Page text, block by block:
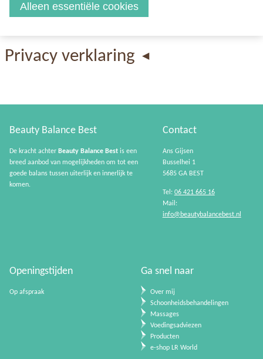
Privacy verklaring
Beauty Balance Best
De kracht achter Beauty Balance Best is een
breed aanbod van mogelijkheden om tot een
goede balans tussen uiterlijk en innerlijk te
komen.
Contact
Ans Gijsen
Busselhei 1
5685 GA BEST
Tel: 06 421 665 16
Mail:
info@beautybalancebest.nl
Openingstijden
Op afspraak
Ga snel naar
Over mij
Schoonheidsbehandelingen
Massages
Voedingsadviezen
Producten
e-shop LR World
Alleen essentiële cookies